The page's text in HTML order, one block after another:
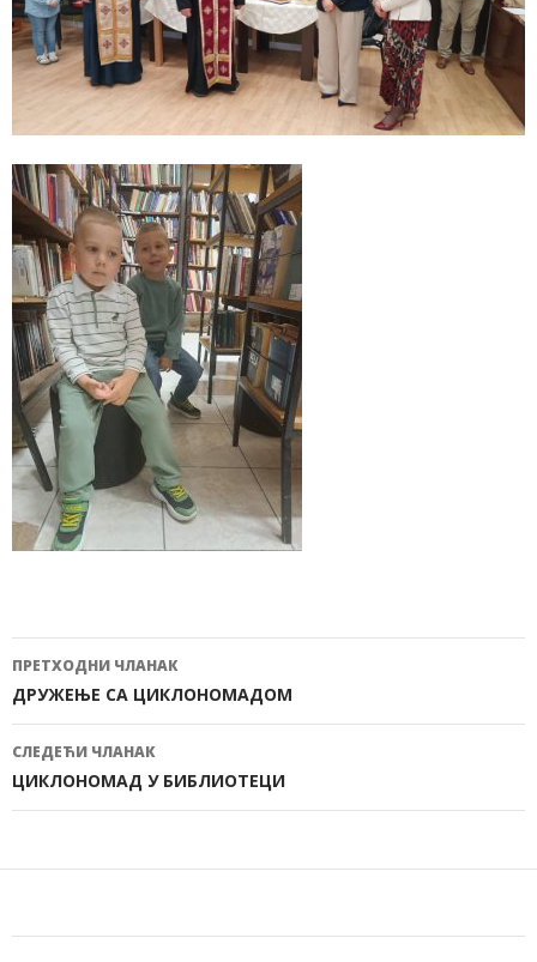
Кретање
чланака
ПРЕТХОДНИ ЧЛАНАК
ДРУЖЕЊЕ СА ЦИКЛОНОМАДОМ
СЛЕДЕЋИ ЧЛАНАК
ЦИКЛОНОМАД У БИБЛИОТЕЦИ